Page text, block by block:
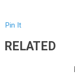
Pin It
RELATED